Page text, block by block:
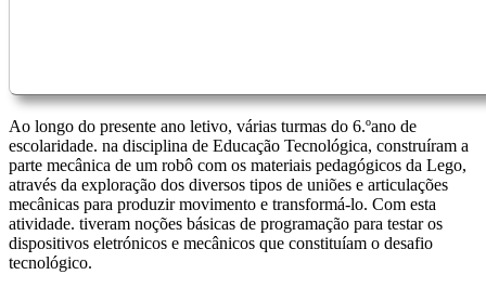
Ao longo do presente ano letivo, várias turmas do 6.ºano de
escolaridade. na disciplina de Educação Tecnológica, construíram a
parte mecânica de um robô com os materiais pedagógicos da Lego,
através da exploração dos diversos tipos de uniões e articulações
mecânicas para produzir movimento e transformá-lo. Com esta
atividade. tiveram noções básicas de programação para testar os
dispositivos eletrónicos e mecânicos que constituíam o desafio
tecnológico.